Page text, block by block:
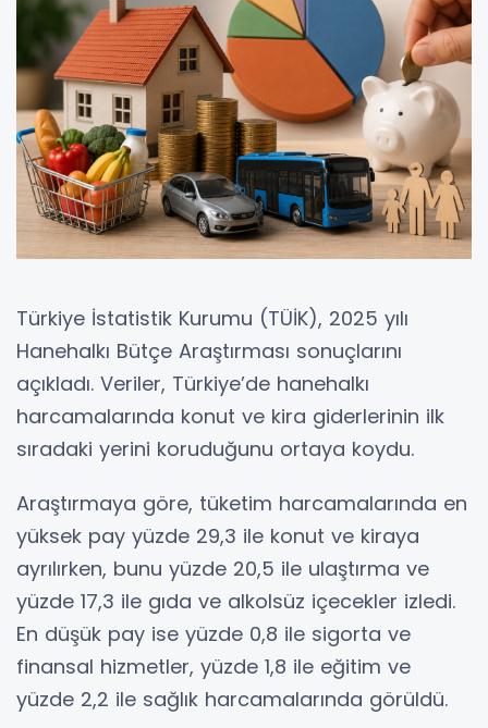
Türkiye İstatistik Kurumu (TÜİK), 2025 yılı
Hanehalkı Bütçe Araştırması sonuçlarını
açıkladı. Veriler, Türkiye’de hanehalkı
harcamalarında konut ve kira giderlerinin ilk
sıradaki yerini koruduğunu ortaya koydu.
Araştırmaya göre, tüketim harcamalarında en
yüksek pay yüzde 29,3 ile konut ve kiraya
ayrılırken, bunu yüzde 20,5 ile ulaştırma ve
yüzde 17,3 ile gıda ve alkolsüz içecekler izledi.
En düşük pay ise yüzde 0,8 ile sigorta ve
finansal hizmetler, yüzde 1,8 ile eğitim ve
yüzde 2,2 ile sağlık harcamalarında görüldü.